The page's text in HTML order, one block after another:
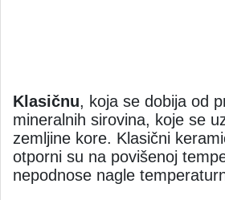
Klasičnu, koja se dobija od
mineralnih sirovina, koje se
zemljine kore. Klasični
otporni su na povišenoj
nepodnose nagle